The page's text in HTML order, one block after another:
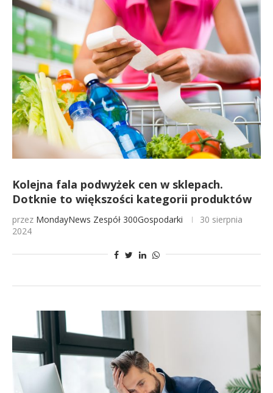
Kolejna fala podwyżek cen w sklepach.
Dotknie to większości kategorii produktów
przez MondayNews Zespół 300Gospodarki
30 sierpnia
2024